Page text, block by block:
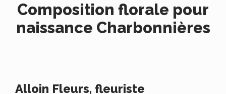
Composition florale pour
naissance Charbonnières
Alloin Fleurs, fleuriste